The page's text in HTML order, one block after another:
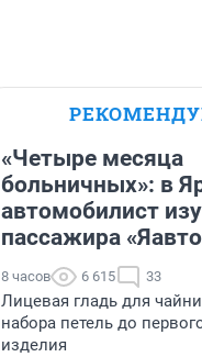
«Четыре месяца
больничных»: в
автомобилист
пассажира
8 часов 6 615 33
Лицевая гладь для
набора петель до
изделия